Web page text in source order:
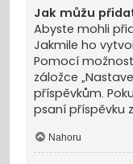
Jak můžu
Abyste mohli
Jakmile ho
Pomocí
záložce
příspěvkům.
psaní příspěvku
Nahoru